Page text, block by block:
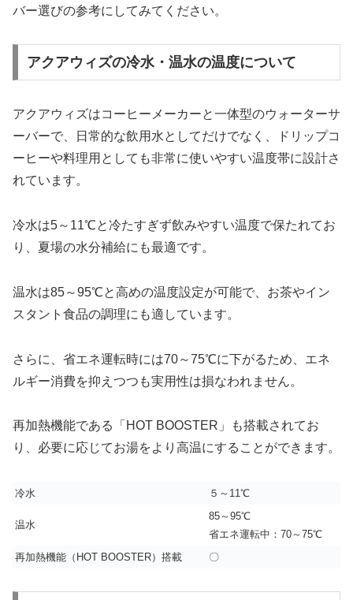
バー選びの参考にしてみてください。
アクアウィズの冷水・温水の温度について
アクアウィズはコーヒーメーカーと一体型のウォーターサ
ーバーで、日常的な飲用水としてだけでなく、ドリップコ
ーヒーや料理用としても非常に使いやすい温度帯に設計さ
れています。
冷水は5～11℃と冷たすぎず飲みやすい温度で保たれてお
り、夏場の水分補給にも最適です。
温水は85～95℃と高めの温度設定が可能で、お茶やイン
スタント食品の調理にも適しています。
さらに、省エネ運転時には70～75℃に下がるため、エネ
ルギー消費を抑えつつも実用性は損なわれません。
再加熱機能である「HOT BOOSTER」も搭載されてお
り、必要に応じてお湯をより高温にすることができます。
冷水 ５～11℃
温水
85～95℃
省エネ運転中：70～75℃
再加熱機能（HOT BOOSTER）搭載
〇